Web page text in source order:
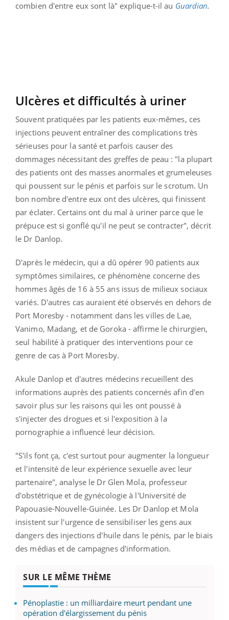
combien d'entre eux sont là" explique-t-il au Guardian.
Ulcères et difficultés à uriner
Souvent pratiquées par les patients eux-mêmes, ces
injections peuvent entraîner des complications très
sérieuses pour la santé et parfois causer des
dommages nécessitant des greffes de peau : "la plupart
des patients ont des masses anormales et grumeleuses
qui poussent sur le pénis et parfois sur le scrotum. Un
bon nombre d'entre eux ont des ulcères, qui finissent
par éclater. Certains ont du mal à uriner parce que le
prépuce est si gonflé qu'il ne peut se contracter", décrit
le Dr Danlop.
D'après le médecin, qui a dû opérer 90 patients aux
symptômes similaires, ce phénomène concerne des
hommes âgés de 16 à 55 ans issus de milieux sociaux
variés. D'autres cas auraient été observés en dehors de
Port Moresby - notamment dans les villes de Lae,
Vanimo, Madang, et de Goroka - affirme le chirurgien,
seul habilité à pratiquer des interventions pour ce
genre de cas à Port Moresby.
Akule Danlop et d'autres médecins recueillent des
informations auprès des patients concernés afin d'en
savoir plus sur les raisons qui les ont poussé à
s'injecter des drogues et si l'exposition à la
pornographie a influencé leur décision.
"S'ils font ça, c'est surtout pour augmenter la longueur
et l'intensité de leur expérience sexuelle avec leur
partenaire", analyse le Dr Glen Mola, professeur
d'obstétrique et de gynécologie à l'Université de
Papouasie-Nouvelle-Guinée. Les Dr Danlop et Mola
insistent sur l'urgence de sensibiliser les gens aux
dangers des injections d'huile dans le pénis, par le biais
des médias et de campagnes d'information.
SUR LE MÊME THÈME
Pénoplastie : un milliardaire meurt pendant une
opération d'élargissement du pénis